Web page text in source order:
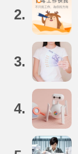
2.
3.
4.